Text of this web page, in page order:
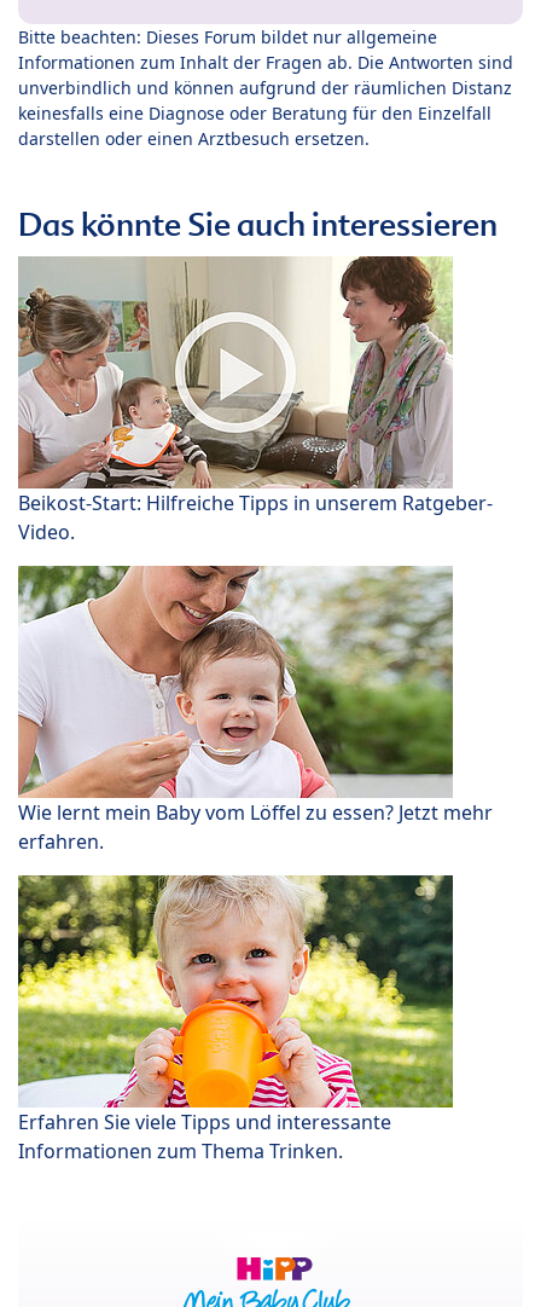
Bitte beachten: Dieses Forum bildet nur allgemeine
Informationen zum Inhalt der Fragen ab. Die Antworten sind
unverbindlich und können aufgrund der räumlichen Distanz
keinesfalls eine Diagnose oder Beratung für den Einzelfall
darstellen oder einen Arztbesuch ersetzen.
Das könnte Sie auch interessieren
Beikost-Start: Hilfreiche Tipps in unserem Ratgeber-
Video.
Wie lernt mein Baby vom Löffel zu essen? Jetzt mehr
erfahren.
Erfahren Sie viele Tipps und interessante
Informationen zum Thema Trinken.